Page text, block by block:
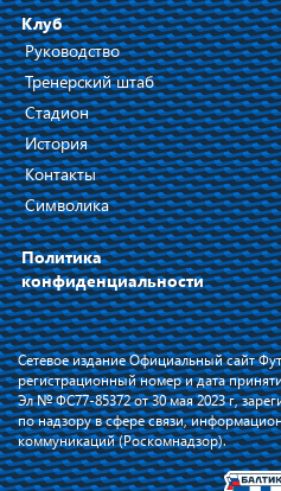
Клуб
Руководство
Тренерский штаб
Стадион
История
Контакты
Символика
Политика
конфиденциальности
Сетевое издание Официальный сайт
регистрационный номер и дата
Эл № ФС77-85372 от 30 мая 2023 г,
по надзору в сфере связи,
коммуникаций (Роскомнадзор).